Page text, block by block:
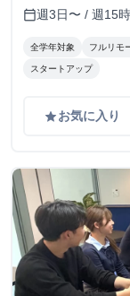
分
calendar_today週3日〜 / 週15
全学年対象 フルリモ
スタートアップ
gradeお気に入り